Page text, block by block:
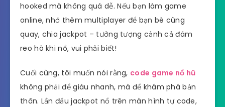
hooked mà không quá dễ. Nếu bạn làm game
online, nhớ thêm multiplayer để bạn bè cùng
quay, chia jackpot – tưởng tượng cảnh cả đám
reo hò khi nổ, vui phải biết!
Cuối cùng, tôi muốn nói rằng, code game nổ hũ
không phải để giàu nhanh, mà để khám phá bản
thân. Lần đầu jackpot nổ trên màn hình tự code,